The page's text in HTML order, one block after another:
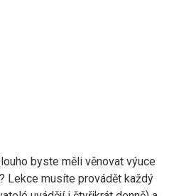
byste měli věnovat výuce
Lekce musíte provádět každý